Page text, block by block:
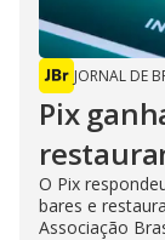
JORNAL DE
Pix
O Pix
bares e
Associação